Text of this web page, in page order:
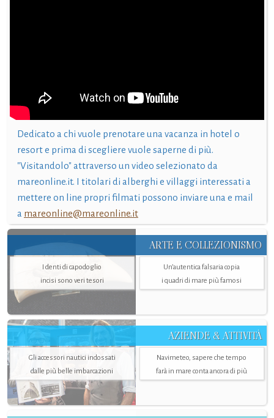
Dedicato a chi vuole prenotare una vacanza in hotel o
resort e prima di scegliere vuole saperne di più.
"Visitandolo" attraverso un video selezionato da
mareonline.it. I titolari di alberghi e villaggi interessati a
mettere on line propri filmati possono inviare una e mail
a mareonline@mareonline.it
ARTE E COLLEZIONISMO
I denti di capodoglio
incisi sono veri tesori
Un’autentica falsaria copia
i quadri di mare più famosi
AZIENDE & ATTIVITÀ
Gli accessori nautici indossati
dalle più belle imbarcazioni
Navimeteo, sapere che tempo
farà in mare conta ancora di più